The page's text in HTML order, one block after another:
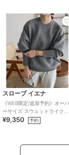
スローブ イエナ
《WEB限定/追加予約》オーバ
ーサイズ スウェットライクニ
ット
¥9,350 予約